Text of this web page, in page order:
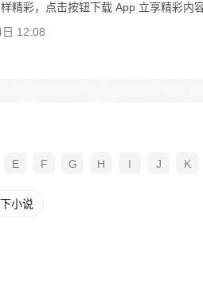
精彩，点击按钮下载 App 立享精彩内容
12:08
E F G H I J K
小说